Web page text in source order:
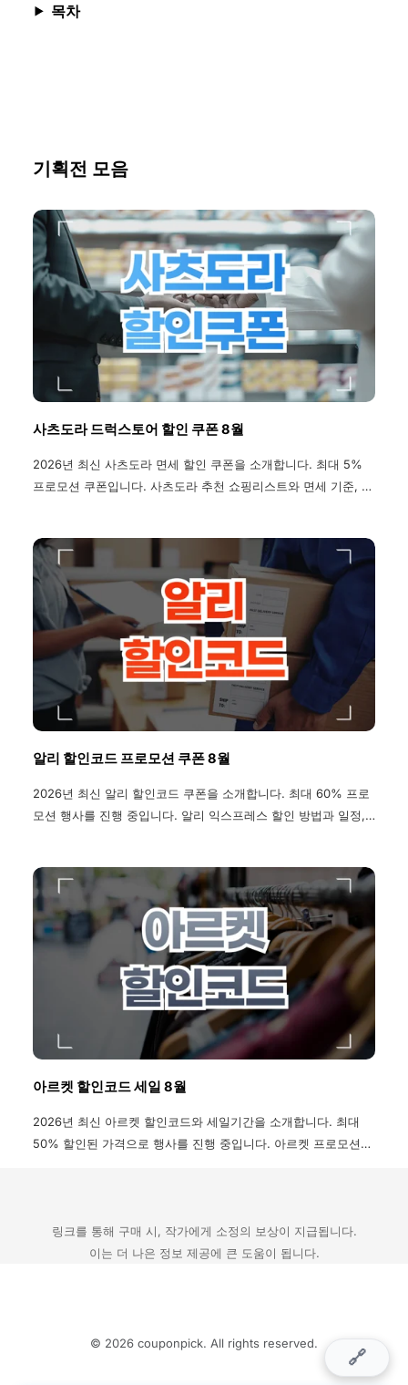
목차
기획전 모음
사츠도라 드럭스토어 할인 쿠폰 8월
2026년 최신 사츠도라 면세 할인 쿠폰을 소개합니다. 최대 5%
프로모션 쿠폰입니다. 사츠도라 추천 쇼핑리스트와 면세 기준, 지
알리 할인코드 프로모션 쿠폰 8월
2026년 최신 알리 할인코드 쿠폰을 소개합니다. 최대 60% 프로
모션 행사를 진행 중입니다. 알리 익스프레스 할인 방법과 일정,
아르켓 할인코드 세일 8월
2026년 최신 아르켓 할인코드와 세일기간을 소개합니다. 최대
50% 할인된 가격으로 행사를 진행 중입니다. 아르켓 프로모션
링크를 통해 구매 시, 작가에게 소정의 보상이 지급됩니다.
이는 더 나은 정보 제공에 큰 도움이 됩니다.
© 2026 couponpick. All rights reserved.
🔗